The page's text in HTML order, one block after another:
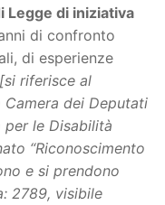
Legge di iniziativa
di confronto
di esperienze
[si riferisce al
dei Deputati
per le Disabilità
“Riconoscimento
e si prendono
2789, visibile